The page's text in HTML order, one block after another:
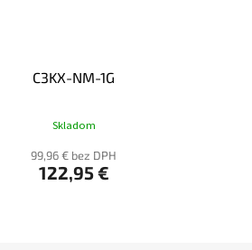
C3KX-NM-1G
Skladom
99,96 € bez DPH
122,95 €